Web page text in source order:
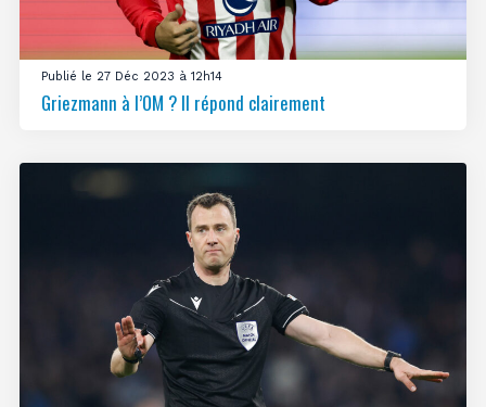
Publié le 27 Déc 2023 à 12h14
Griezmann à l’OM ? Il répond clairement